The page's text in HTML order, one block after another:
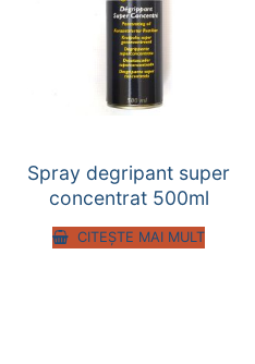
Spray degripant super
concentrat 500ml
CITEȘTE MAI MULT